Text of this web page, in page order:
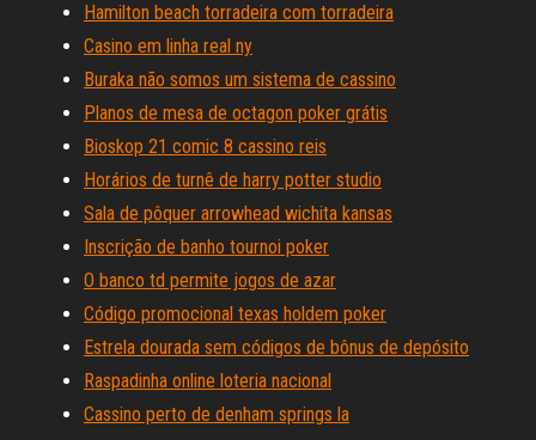
Hamilton beach torradeira com torradeira
Casino em linha real ny
Buraka não somos um sistema de cassino
Planos de mesa de octagon poker grátis
Bioskop 21 comic 8 cassino reis
Horários de turnê de harry potter studio
Sala de pôquer arrowhead wichita kansas
Inscrição de banho tournoi poker
O banco td permite jogos de azar
Código promocional texas holdem poker
Estrela dourada sem códigos de bônus de depósito
Raspadinha online loteria nacional
Cassino perto de denham springs la